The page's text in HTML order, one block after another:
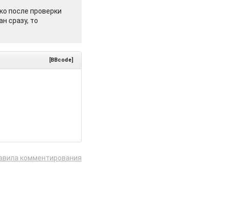
после проверки
сразу, то
[BBcode]
комментирования